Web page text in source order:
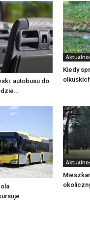
autobusu do
Kiedy